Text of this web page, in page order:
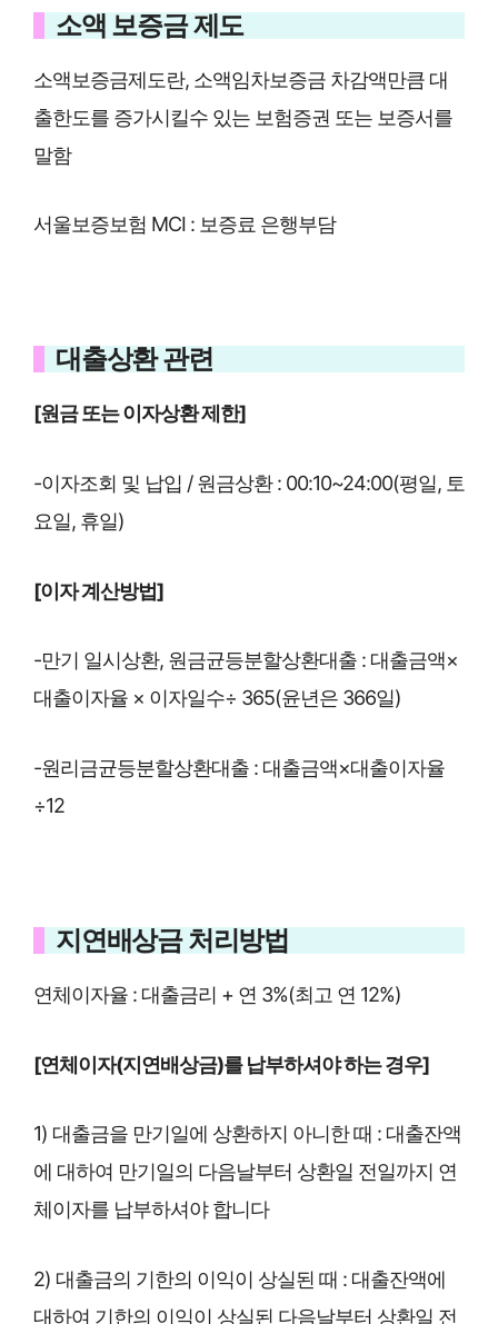
소액 보증금 제도
소액보증금제도란, 소액임차보증금 차감액만큼 대
출한도를 증가시킬수 있는 보험증권 또는 보증서를
말함
서울보증보험 MCI : 보증료 은행부담
대출상환 관련
[원금 또는 이자상환 제한]
-이자조회 및 납입 / 원금상환 : 00:10~24:00(평일, 토
요일, 휴일)
[이자 계산방법]
-만기 일시상환, 원금균등분할상환대출 : 대출금액×
대출이자율 × 이자일수÷ 365(윤년은 366일)
-원리금균등분할상환대출 : 대출금액×대출이자율
÷12
지연배상금 처리방법
연체이자율 : 대출금리 + 연 3%(최고 연 12%)
[연체이자(지연배상금)를 납부하셔야 하는 경우]
1) 대출금을 만기일에 상환하지 아니한 때 : 대출잔액
에 대하여 만기일의 다음날부터 상환일 전일까지 연
체이자를 납부하셔야 합니다
2) 대출금의 기한의 이익이 상실된 때 : 대출잔액에
대하여 기한의 이익이 상실된 다음날부터 상환일 전